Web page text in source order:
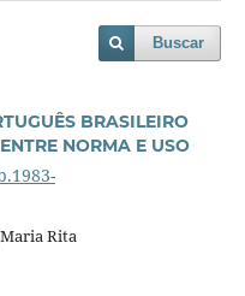
Buscar
BRASILEIRO
NORMA E USO
Rita